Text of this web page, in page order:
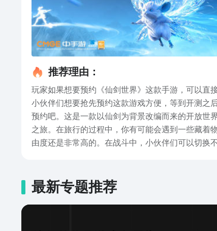
推荐理由：
玩家如果想要预约《仙剑世界》这款手游，可以直
小伙伴们想要抢先预约这款游戏方便，等到开测之
预约吧。这是一款以仙剑为背景改编而来的开放世
之旅。在旅行的过程中，你有可能会遇到一些藏着
由度还是非常高的。在战斗中，小伙伴们可以切换
约吧。
最新专题推荐